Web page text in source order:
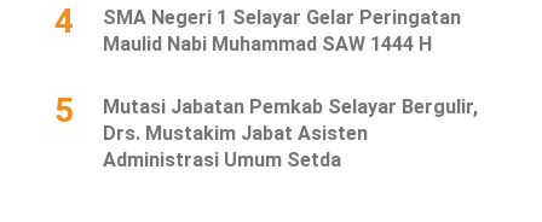
4
SMA Negeri 1 Selayar Gelar Peringatan
Maulid Nabi Muhammad SAW 1444 H
5
Mutasi Jabatan Pemkab Selayar Bergulir,
Drs. Mustakim Jabat Asisten
Administrasi Umum Setda